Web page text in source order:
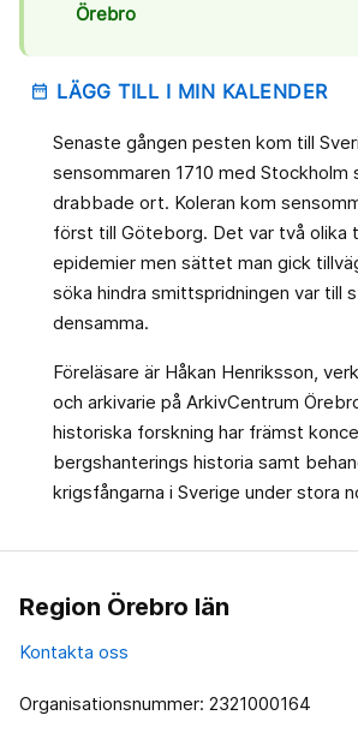
Örebro
date_range LÄGG TILL I MIN KALENDER
Senaste gången pesten kom till
sensommaren 1710 med Stockholm
drabbade ort. Koleran kom
först till Göteborg. Det var två olika
epidemier men sättet man gick
söka hindra smittspridningen var till
densamma.
Föreläsare är Håkan Henriksson,
och arkivarie på ArkivCentrum
historiska forskning har främst
bergshanterings historia samt
krigsfångarna i Sverige under stora
Region Örebro län
Kontakta oss
Organisationsnummer: 2321000164